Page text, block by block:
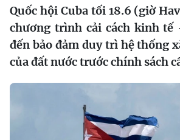
Quốc hội Cuba tối 18.6 (giờ
chương trình cải cách kinh
đến bảo đảm duy trì hệ thống
của đất nước trước chính sách